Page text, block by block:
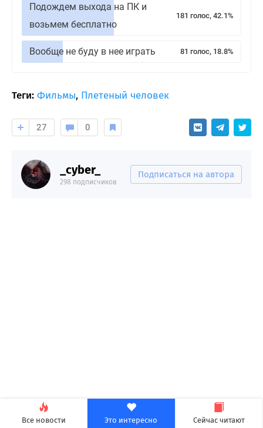
Все новости Это интересно Сейчас читают
Подождем выхода на ПК и
возьмем бесплатно
181 голос, 42.1%
Вообще не буду в нее играть 81 голос, 18.8%
Теги: Фильмы, Плетеный человек
27 0
_cyber_
298 подписчиков
Подписаться на автора